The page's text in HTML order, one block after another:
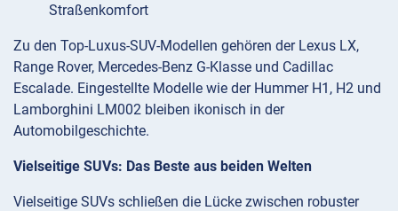
Straßenkomfort
Zu den Top-Luxus-SUV-Modellen gehören der Lexus LX,
Range Rover, Mercedes-Benz G-Klasse und Cadillac
Escalade. Eingestellte Modelle wie der Hummer H1, H2 und
Lamborghini LM002 bleiben ikonisch in der
Automobilgeschichte.
Vielseitige SUVs: Das Beste aus beiden Welten
Vielseitige SUVs schließen die Lücke zwischen robuster